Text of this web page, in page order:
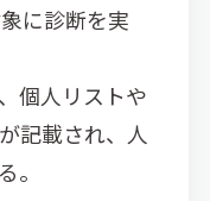
に診断を実
個人リストや
記載され、人
。